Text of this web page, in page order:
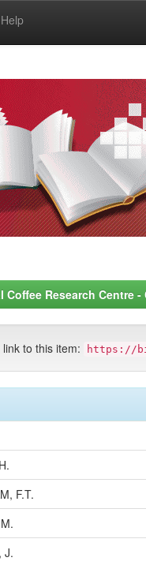
Help
Research Centre -
to this item: https://
F.T.
J.